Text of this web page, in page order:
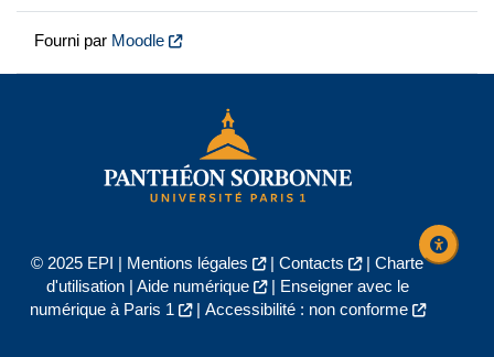
Fourni par Moodle
© 2025 EPI | Mentions légales | Contacts | Charte
d'utilisation| Aide numérique |
Enseigner avec le
numérique à Paris 1
| Accessibilité : non conforme